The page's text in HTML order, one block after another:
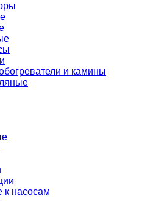
и камины
к насосам